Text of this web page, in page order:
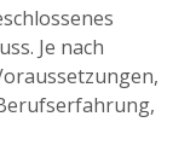
Je nach